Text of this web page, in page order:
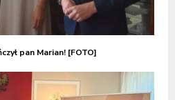
pan Marian! [FOTO]